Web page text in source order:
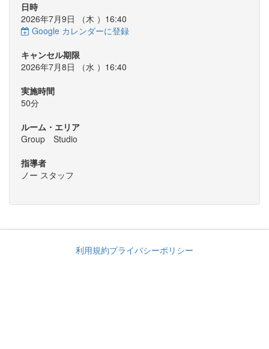
日時
2026年7月9日 （木 ）16:40
Google カレンダーに登録
キャンセル期限
2026年7月8日 （水 ）16:40
実施時間
50分
ルーム・エリア
Group Studio
指導者
ノー スタッフ
利用規約プライバシーポリシー